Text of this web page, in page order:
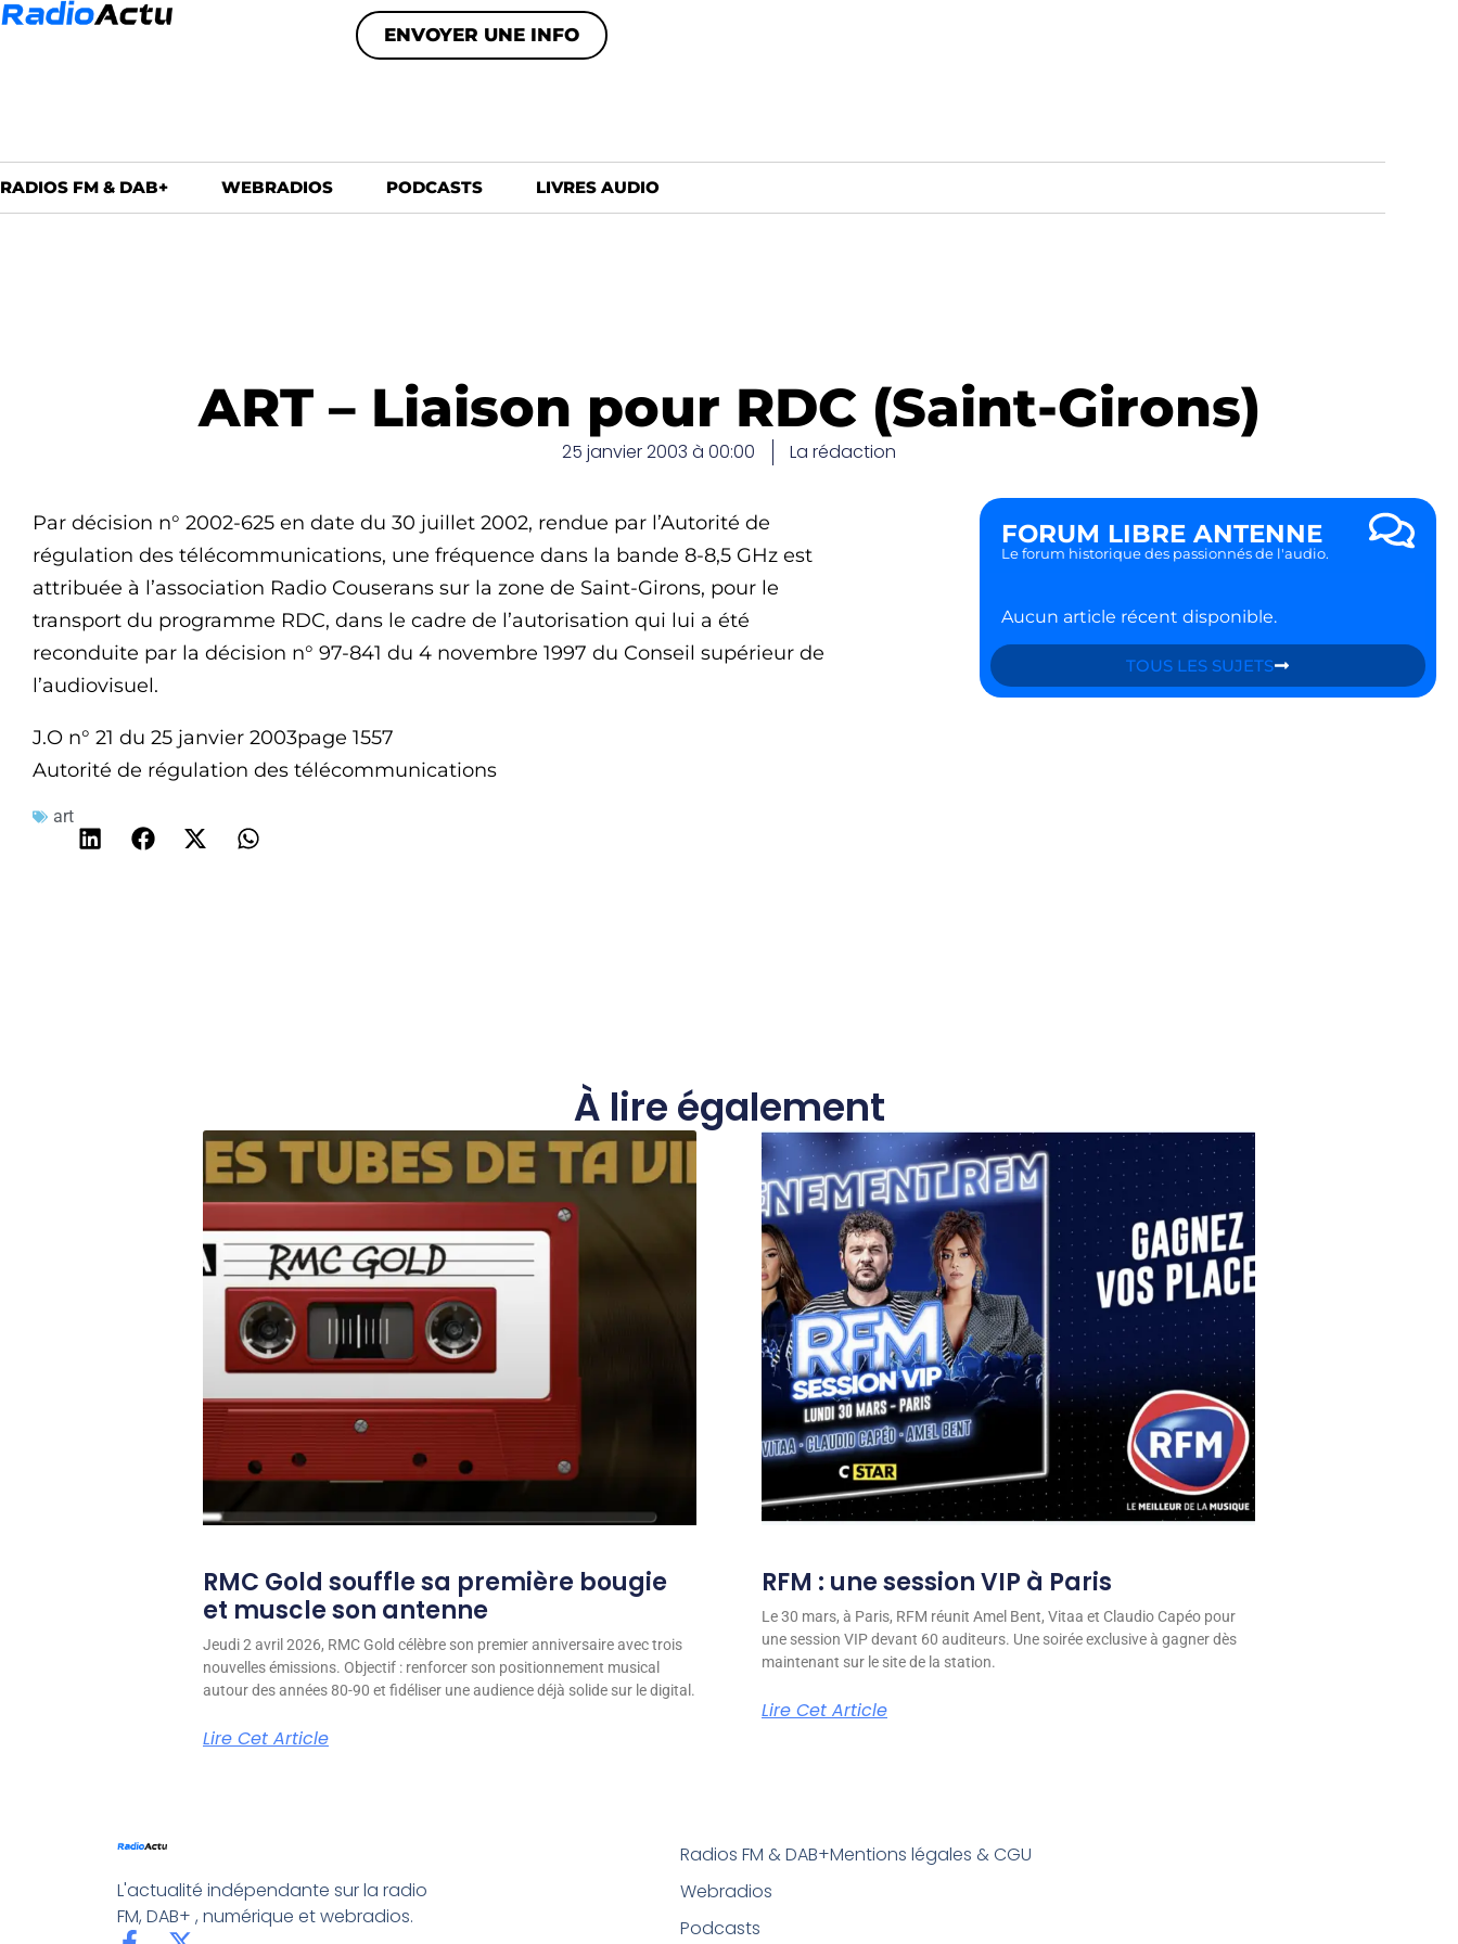
ENVOYER UNE INFO
RADIOS FM & DAB+ WEBRADIOS PODCASTS LIVRES AUDIO
ART – Liaison pour RDC (Saint-Girons)
25 janvier 2003 à 00:00 La rédaction
Par décision n° 2002-625 en date du 30 juillet 2002, rendue par l’Autorité de
régulation des télécommunications, une fréquence dans la bande 8-8,5 GHz est
attribuée à l’association Radio Couserans sur la zone de Saint-Girons, pour le
transport du programme RDC, dans le cadre de l’autorisation qui lui a été
reconduite par la décision n° 97-841 du 4 novembre 1997 du Conseil supérieur de
l’audiovisuel.
J.O n° 21 du 25 janvier 2003page 1557
Autorité de régulation des télécommunications
art
FORUM LIBRE ANTENNE
Le forum historique des passionnés de l'audio.
Aucun article récent disponible.
TOUS LES SUJETS
À lire également
RMC Gold souffle sa première bougie
et muscle son antenne
Jeudi 2 avril 2026, RMC Gold célèbre son premier anniversaire avec trois
nouvelles émissions. Objectif : renforcer son positionnement musical
autour des années 80-90 et fidéliser une audience déjà solide sur le digital.
Lire Cet Article
RFM : une session VIP à Paris
Le 30 mars, à Paris, RFM réunit Amel Bent, Vitaa et Claudio Capéo pour
une session VIP devant 60 auditeurs. Une soirée exclusive à gagner dès
maintenant sur le site de la station.
Lire Cet Article
L'actualité indépendante sur la radio
FM, DAB+ , numérique et webradios.
Radios FM & DAB+
Webradios
Podcasts
Mentions légales & CGU